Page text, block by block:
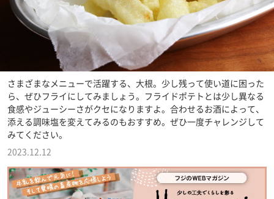
さまざまなメニューで活躍する、大根。少し残って使い道に困った
ら、ぜひフライにしてみましょう。フライドポテトとは少し異なる
食感やジューシーさがクセになりますよ。合わせるお酒によって、
添える調味塩を変えてみるのもおすすめ。ぜひ一度チャレンジして
みてください。
2023.12.12